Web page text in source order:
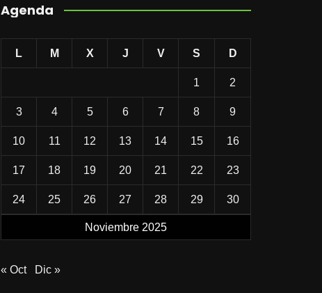
Agenda
Noviembre 2025
L M X J V S D
1 2
3 4 5 6 7 8 9
10 11 12 13 14 15 16
17 18 19 20 21 22 23
24 25 26 27 28 29 30
« Oct Dic »